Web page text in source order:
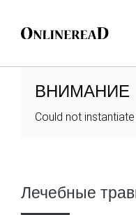
ВНИМАНИЕ
Could not
Лечебные